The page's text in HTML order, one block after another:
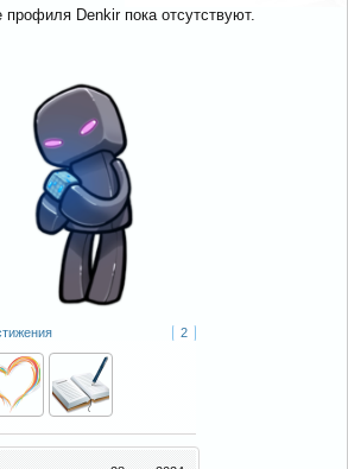
2
Denkir пока отсутствуют.